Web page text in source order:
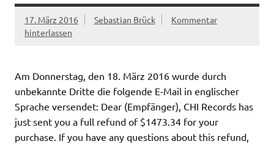
17. März 2016 Sebastian Brück
Kommentar
hinterlassen
Am Donnerstag, den 18. März 2016 wurde durch
unbekannte Dritte die folgende E-Mail in englischer
Sprache versendet: Dear (Empfänger), CHI Records has
just sent you a full refund of $1473.34 for your
purchase. If you have any questions about this refund,